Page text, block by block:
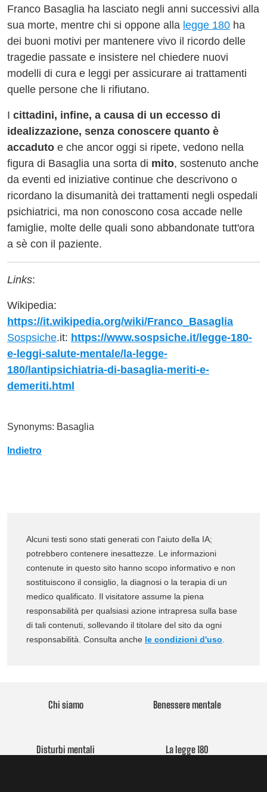
Franco Basaglia ha lasciato negli anni successivi alla
sua morte, mentre chi si oppone alla legge 180 ha
dei buoni motivi per mantenere vivo il ricordo delle
tragedie passate e insistere nel chiedere nuovi
modelli di cura e leggi per assicurare ai trattamenti
quelle persone che li rifiutano.
I cittadini, infine, a causa di un eccesso di
idealizzazione, senza conoscere quanto è
accaduto e che ancor oggi si ripete, vedono nella
figura di Basaglia una sorta di mito, sostenuto anche
da eventi ed iniziative continue che descrivono o
ricordano la disumanità dei trattamenti negli ospedali
psichiatrici, ma non conoscono cosa accade nelle
famiglie, molte delle quali sono abbandonate tutt'ora
a sè con il paziente.
Links:
Wikipedia:
https://it.wikipedia.org/wiki/Franco_Basaglia
Sospsiche.it: https://www.sospsiche.it/legge-180-
e-leggi-salute-mentale/la-legge-
180/lantipsichiatria-di-basaglia-meriti-e-
demeriti.html
Synonyms: Basaglia
Indietro
Alcuni testi sono stati generati con l'aiuto della IA;
potrebbero contenere inesattezze. Le informazioni
contenute in questo sito hanno scopo informativo e non
sostituiscono il consiglio, la diagnosi o la terapia di un
medico qualificato. Il visitatore assume la piena
responsabilità per qualsiasi azione intrapresa sulla base
di tali contenuti, sollevando il titolare del sito da ogni
responsabilità. Consulta anche le condizioni d'uso
Chi siamo Benessere mentale
Disturbi mentali La legge 180